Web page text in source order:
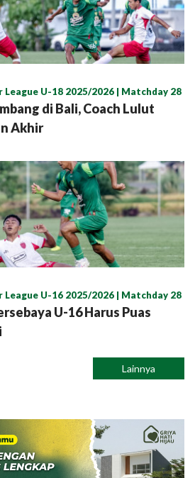
League U-18 2025/2026 | Matchday 28
di Bali, Coach Lulut
Akhir
League U-16 2025/2026 | Matchday 28
U-16 Harus Puas
Lainnya